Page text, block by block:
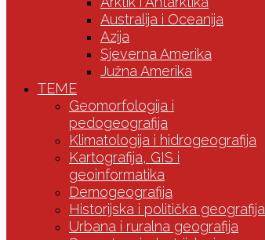
Australija i Oceanija
Azija
Sjeverna Amerika
Južna Amerika
TEME
Geomorfologija i
pedogeografija
Klimatologija i hidrogeografija
Kartografija, GIS i
geoinformatika
Demogeografija
Historijska i politička geografija
Urbana i ruralna geografija